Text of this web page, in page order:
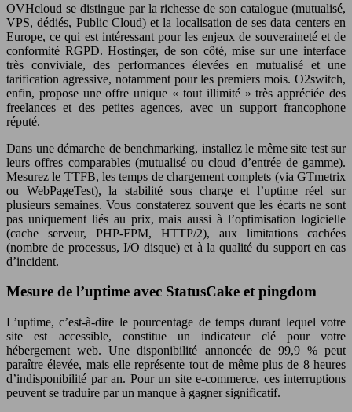
OVHcloud se distingue par la richesse de son catalogue (mutualisé,
VPS, dédiés, Public Cloud) et la localisation de ses data centers en
Europe, ce qui est intéressant pour les enjeux de souveraineté et de
conformité RGPD. Hostinger, de son côté, mise sur une interface
très conviviale, des performances élevées en mutualisé et une
tarification agressive, notamment pour les premiers mois. O2switch,
enfin, propose une offre unique « tout illimité » très appréciée des
freelances et des petites agences, avec un support francophone
réputé.
Dans une démarche de benchmarking, installez le même site test sur
leurs offres comparables (mutualisé ou cloud d’entrée de gamme).
Mesurez le TTFB, les temps de chargement complets (via GTmetrix
ou WebPageTest), la stabilité sous charge et l’uptime réel sur
plusieurs semaines. Vous constaterez souvent que les écarts ne sont
pas uniquement liés au prix, mais aussi à l’optimisation logicielle
(cache serveur, PHP‑FPM, HTTP/2), aux limitations cachées
(nombre de processus, I/O disque) et à la qualité du support en cas
d’incident.
Mesure de l’uptime avec StatusCake et pingdom
L’uptime, c’est‑à‑dire le pourcentage de temps durant lequel votre
site est accessible, constitue un indicateur clé pour votre
hébergement web. Une disponibilité annoncée de 99,9 % peut
paraître élevée, mais elle représente tout de même plus de 8 heures
d’indisponibilité par an. Pour un site e‑commerce, ces interruptions
peuvent se traduire par un manque à gagner significatif.